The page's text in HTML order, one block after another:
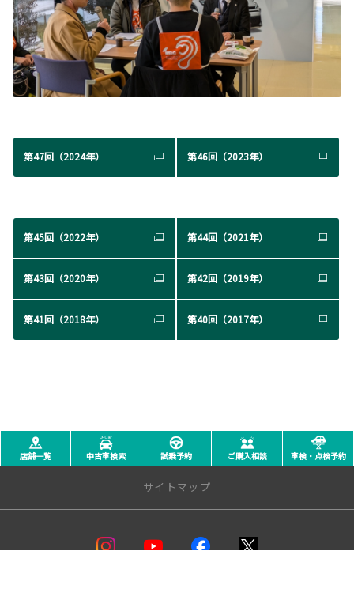
第47回（2024年） 第46回（2023年）
第45回（2022年） 第44回（2021年）
第43回（2020年） 第42回（2019年）
第41回（2018年） 第40回（2017年）
店舗一覧 中古車検索 試乗予約 ご購入相談 車検・点検予約
サイトマップ